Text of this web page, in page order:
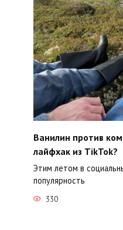
Ванилин против
лайфхак из TikTok?
Этим летом в
популярность
330